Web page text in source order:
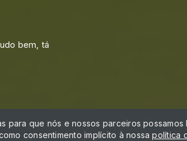
bem, tá
para que nós e nossos parceiros
consentimento implícito à nossapolítica